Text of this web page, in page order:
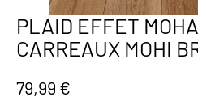
Passer
au
début
la
PLAID EFFET
CARREAUX MOHI
79,99 €